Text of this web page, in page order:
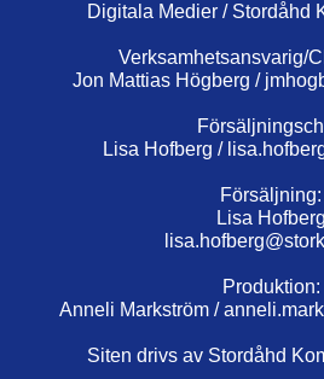
Digitala Medier / Stordåhd
Verksamhetsansvarig/
Jon Mattias Högberg /
Lisa Hofberg /
Försäljning:
Lisa Hofberg
Produktion:
Anneli Markström /
Siten drivs av Stordåhd